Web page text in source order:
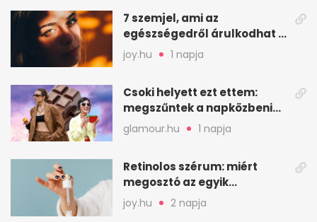
7 szemjel, ami az
egészségedről árulkodhat –
erre figyelj oda
joy.hu 1 napja
Csoki helyett ezt ettem:
megszűntek a napközbeni
nassolási rohamok
glamour.hu 1 napja
Retinolos szérum: miért
megosztó az egyik
leghatásosabb
öregedésgátló?
joy.hu 2 napja